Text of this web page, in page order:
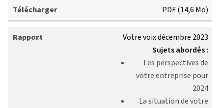
PDF (14,6 Mo)
Votre voix décembre 2023
Sujets abordés :
Les perspectives de
votre entreprise pour
2024
La situation de votre